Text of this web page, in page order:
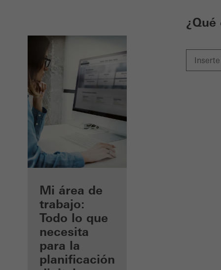
Beneficios
como
arquitecto
registrado
Descubre
mi área
de
Mi área de
trabajo:
Todo lo que
necesita
para la
planificación